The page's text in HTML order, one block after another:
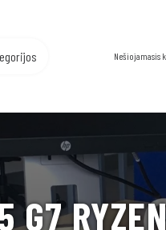
Nešiojamasis
G7